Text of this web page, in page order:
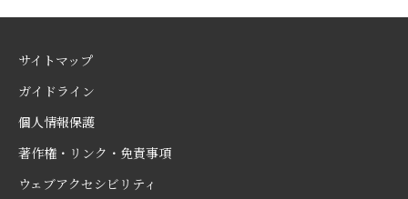
サイトマップ
ガイドライン
個人情報保護
著作権・リンク・免責事項
ウェブアクセシビリティ